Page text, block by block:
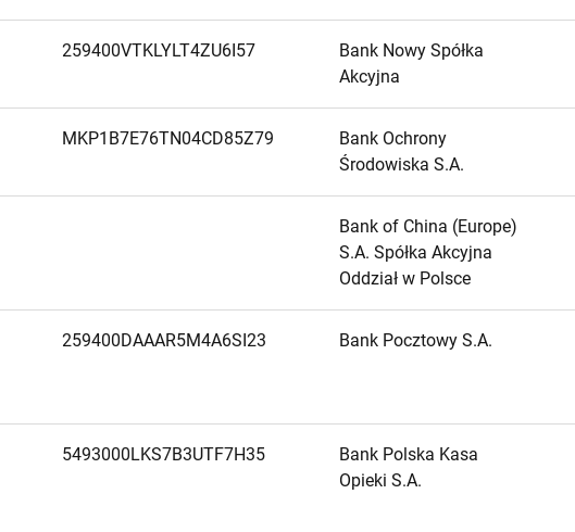
259400VTKLYLT4ZU6I57
Bank Nowy Spółka
Akcyjna
MKP1B7E76TN04CD85Z79
Bank Ochrony
Środowiska S.A.
Bank of China (Europe)
S.A. Spółka Akcyjna
Oddział w Polsce
259400DAAAR5M4A6SI23 Bank Pocztowy S.A.
5493000LKS7B3UTF7H35
Bank Polska Kasa
Opieki S.A.